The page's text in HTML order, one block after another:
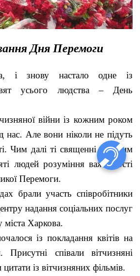
Дня Перемоги
і знову настало одне із
усього людства – День
війни із кожним роком
нас. Але вони ніколи не підуть
Чим далі ті священні дні, тим
людей розуміння важливості
Перемоги.
брали участь співробітники
надання соціальних послуг
міста Харкова.
із покладання квітів на
Присутні співали вітчизняні
із вітчизняних фільмів.